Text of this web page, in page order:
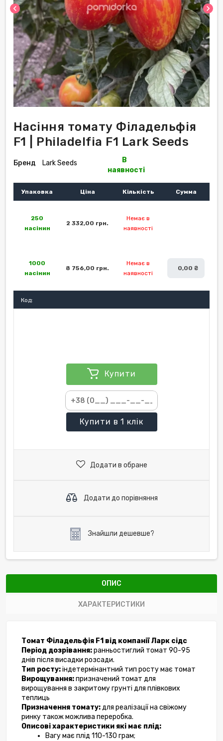
chevron_left chevron_right
Насіння томату Філадельфія
F1 | Philadelfia F1 Lark Seeds
Бренд Lark Seeds
В
наявності
Упаковка Ціна Кількість Сумма
250
насінин
2 332,00 грн.
Немає в
наявності
1000
насінин
8 756,00 грн.
Немає в
наявності
0,00 ₴
Код:
Купити
Купити в 1 клік
Додати в обране
Додати до порівняння
Знайшли дешевше?
ОПИС
ХАРАКТЕРИСТИКИ
Томат Філадельфія F1 від компанії Ларк сідс
Період дозрівання: ранньостиглий томат 90-95
днів після висадки розсади.
Тип росту: індетермінантний тип росту має томат
Вирощування: призначений томат для
вирощування в закритому грунті для плівкових
теплиць
Призначення томату: для реалізації на свіжому
ринку також можлива переробка.
Описові характеристики які має плід:
Вагу має плід 110-130 грам;